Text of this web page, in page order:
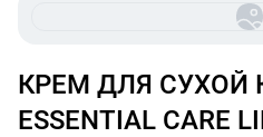
КРЕМ ДЛЯ СУХОЙ КОЖИ /
ESSENTIAL CARE